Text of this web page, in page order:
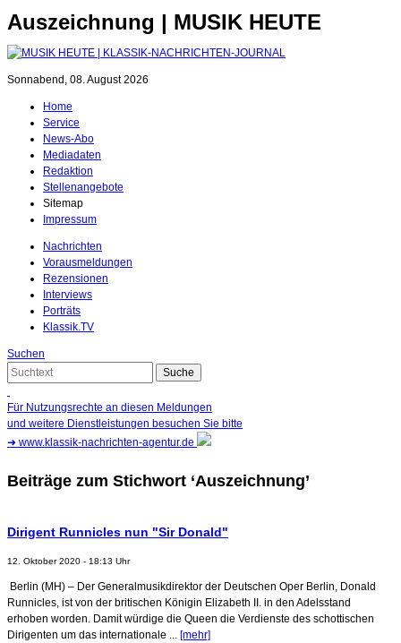
Auszeichnung | MUSIK HEUTE
Sonnabend, 08. August 2026
Home
Service
News-Abo
Mediadaten
Redaktion
Stellenangebote
Sitemap
Impressum
Nachrichten
Vorausmeldungen
Rezensionen
Interviews
Porträts
Klassik.TV
Suchen
Für Nutzungsrechte an diesen Meldungen
und weitere Dienstleistungen besuchen Sie bitte
➜ www.klassik-nachrichten-agentur.de
Beiträge zum Stichwort ‘Auszeichnung’
Dirigent Runnicles nun "Sir Donald"
12. Oktober 2020 - 18:13 Uhr
Berlin (MH) – Der Generalmusikdirektor der Deutschen Oper Berlin, Donald
Runnicles, ist von der britischen Königin Elizabeth II. in den Adelsstand
erhoben worden. Damit würdige die Queen die Verdienste des schottischen
Dirigenten um das internationale ... [mehr]